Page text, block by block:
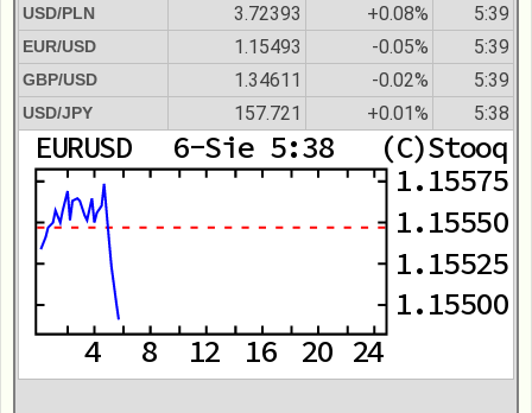
USD/PLN 3.72393 +0.08% 5:39
EUR/USD 1.15493 -0.05% 5:39
GBP/USD 1.34611 -0.02% 5:39
USD/JPY 157.721 +0.01% 5:38